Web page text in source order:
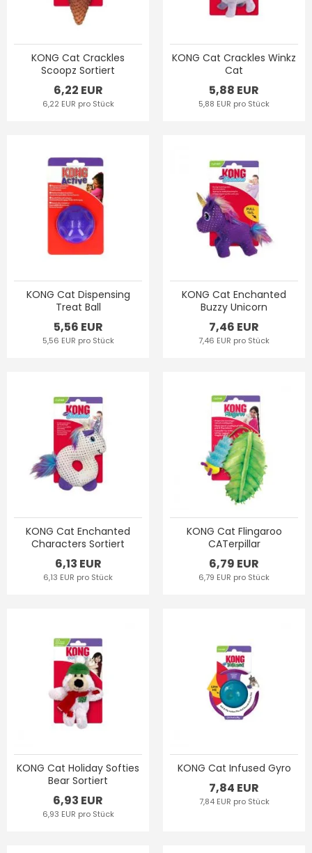
KONG Cat Crackles
Scoopz Sortiert
6,22 EUR
6,22 EUR pro Stück
KONG Cat Crackles Winkz
Cat
5,88 EUR
5,88 EUR pro Stück
KONG Cat Dispensing
Treat Ball
5,56 EUR
5,56 EUR pro Stück
KONG Cat Enchanted
Buzzy Unicorn
7,46 EUR
7,46 EUR pro Stück
KONG Cat Enchanted
Characters Sortiert
6,13 EUR
6,13 EUR pro Stück
KONG Cat Flingaroo
CATerpillar
6,79 EUR
6,79 EUR pro Stück
KONG Cat Holiday Softies
Bear Sortiert
6,93 EUR
6,93 EUR pro Stück
KONG Cat Infused Gyro
7,84 EUR
7,84 EUR pro Stück